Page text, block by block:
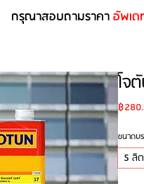
กรุณาสอบถามราคาอัพเด
โจ
฿
ขนาด
5 ลิ